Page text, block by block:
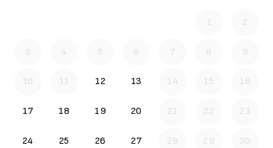
1 2
3 4 5 6 7 8 9
10 11 12 13 14 15 16
17 18 19 20 21 22 23
24 25 26 27 28 29 30